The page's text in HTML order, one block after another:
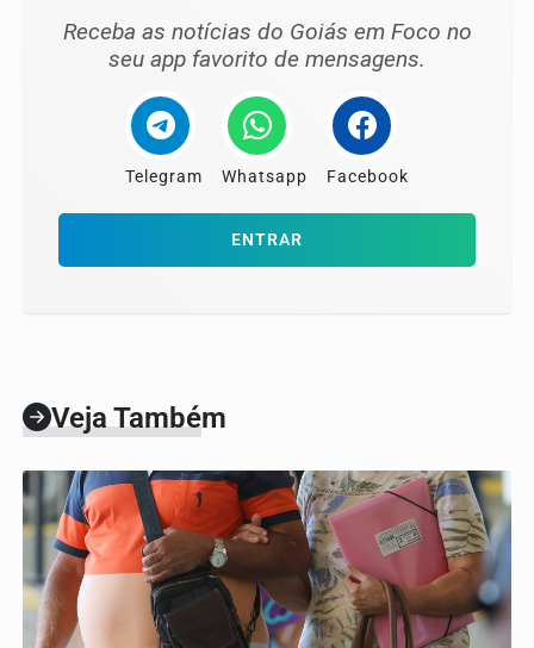
Receba as notícias do Goiás em Foco no
seu app favorito de mensagens.
Telegram Whatsapp Facebook
ENTRAR
Veja Também